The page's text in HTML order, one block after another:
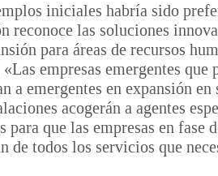
iniciales habría sido
reconoce las soluciones
para áreas de recursos
«Las empresas emergentes que
a emergentes en expansión en
acogerán a agentes
para que las empresas en fase
de todos los servicios que